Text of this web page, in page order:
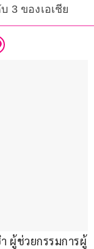
3 ของเอเชีย
ผู้ช่วยกรรมการผู้